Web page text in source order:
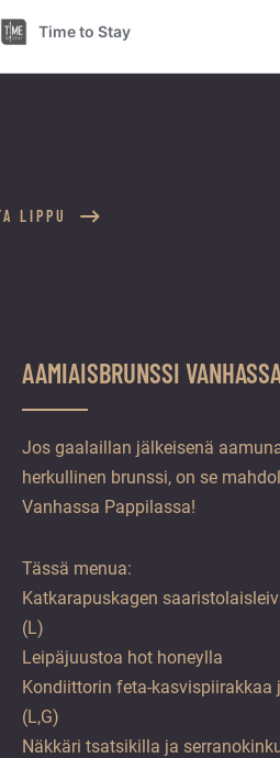
LIPPU
AAMIAISBRUNSSI
Jos gaalaillan jälkeisenä
herkullinen brunssi, on se
Vanhassa Pappilassa!
Tässä menua:
Katkarapuskagen
(L)
Leipäjuustoa hot honeylla
Kondiittorin feta-kasvispiirakkaa
(L,G)
Näkkäri tsatsikilla ja